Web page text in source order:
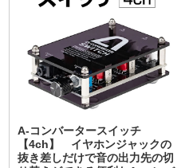
A-コンバータースイッチ
【4ch】 イヤホンジャックの
抜き差しだけで音の出力先の切